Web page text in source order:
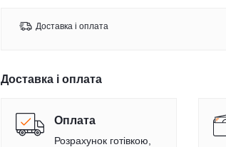
Доставка і оплата
Доставка і оплата
Оплата
Розрахунок готівкою,